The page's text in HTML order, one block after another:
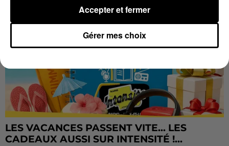
LES VACANCES PASSENT VITE... LES
CADEAUX AUSSI SUR INTENSITÉ !...
Gérer mes choix
Accepter et fermer